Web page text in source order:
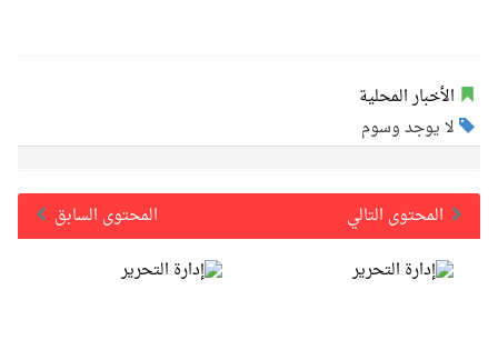
الأخبار المحلية
لا يوجد وسوم
المحتوى السابق المحتوى التالي